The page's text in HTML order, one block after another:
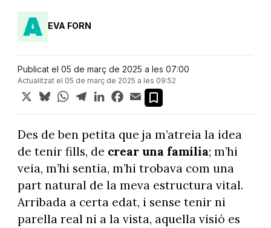
EVA FORN
Publicat el 05 de març de 2025 a les 07:00
Actualitzat el 05 de març de 2025 a les 09:52
X BlueskyWhatsApp
TelegramLinkedInFacebook
Email
Des de ben petita que ja m’atreia la idea
de tenir fills, de crear una família; m’hi
veia, m’hi sentia, m’hi trobava com una
part natural de la meva estructura vital.
Arribada a certa edat, i sense tenir ni
parella real ni a la vista, aquella visió es